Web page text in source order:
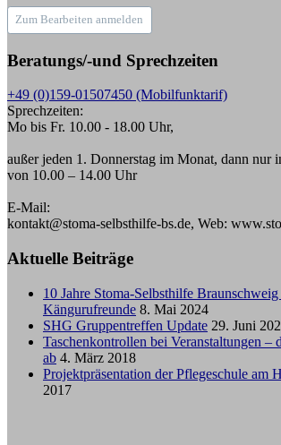
Zum Bearbeiten anmelden
Beratungs/-und Sprechzeiten
+49 (0)159-01507450 (Mobilfunktarif)
Sprechzeiten:
Mo bis Fr. 10.00 - 18.00 Uhr,
außer jeden 1. Donnerstag im Monat, dann nur
von 10.00 – 14.00 Uhr
E-Mail:
kontakt@stoma-selbsthilfe-bs.de, Web:
Aktuelle Beiträge
10 Jahre Stoma-Selbsthilfe
Kängurufreunde 8. Mai 2024
SHG Gruppentreffen Update 29. Juni
Taschenkontrollen bei Veranstaltungen
ab 4. März 2018
Projektpräsentation der Pflegeschule am
2017